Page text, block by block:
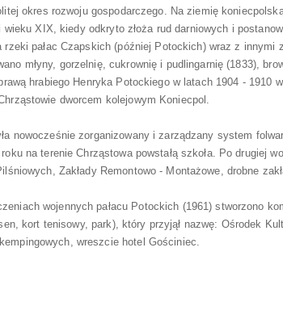
okres rozwoju gospodarczego. Na ziemię
wieku XIX, kiedy odkryto złoża rud darniowych i
pałac Czapskich (później Potockich) wraz z innymi
młyny, gorzelnię, cukrownię i pudlingarnię (1833),
hrabiego Henryka Potockiego w latach 1904 - 1910
dworcem kolejowym Koniecpol.
nowocześnie zorganizowany i zarządzany system
na terenie Chrząstowa powstałą szkoła. Po drugiej
Zakłady Remontowo - Montażowe, drobne
wojennych pałacu Potockich (1961) stworzono
kort tenisowy, park), który przyjął nazwę: Ośrodek
wreszcie hotel Gościniec.